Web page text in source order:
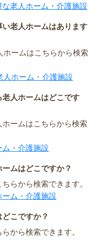
な老人ホーム・介護施設
老人ホームはあります
ームはこちらから検索
人ホーム・介護施設
人ホームはどこです
ームはこちらから検索
ム・介護施設
ムはどこですか？
らから検索できます。
ーム・介護施設
こですか？
から検索できます。